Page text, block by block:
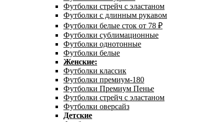
Футболки стрейч с эластаном
Футболки с длинным рукавом
Футболки белые сток от 78 ₽
Футболки сублимационные
Футболки однотонные
Футболки белые
Женские:
Футболки классик
Футболки премиум-180
Футболки Премиум Пенье
Футболки стрейч с эластаном
Футболки оверсайз
Детские